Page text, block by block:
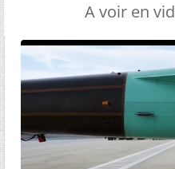
A voir en